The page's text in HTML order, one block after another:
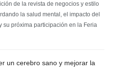
de la revista de negocios y estilo
la salud mental, el impacto del
su próxima participación en la Feria
un cerebro sano y mejorar la